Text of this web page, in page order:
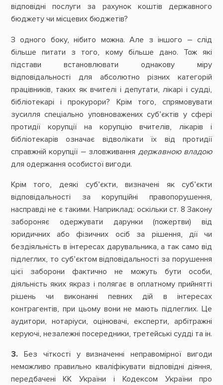
відповідні послуги за рахунок коштів державного
бюджету чи місцевих бюджетів?
З одного боку, нібито можна. Але з іншого – слід
більше питати з того, кому більше дано. Тож які
підстави встановлювати однакову міру
відповідальності для абсолютно різних категорій
працівників, таких як вчителі і депутати, лікарі і судді,
бібліотекарі і прокурори? Крім того, спрямовувати
зусилля спеціально уповноважених суб’єктів у сфері
протидії корупції на корупцію вчителів, лікарів і
бібліотекарів означає відволікати їх від протидії
справжній корупції – зловживання державною владою
для одержання особистої вигоди.
Крім того, деякі суб’єкти, визначені як суб’єкти
відповідальності за корупційні правопорушення,
насправді не є такими. Наприклад: оскільки ст. 8 Закону
забороняє одержувати дарунки (пожертви) від
юридичних або фізичних осіб за рішення, дії чи
бездіяльність в інтересах дарувальника, а так само від
підлеглих, то суб’єктом відповідальності за порушення
цієї заборони фактично не можуть бути особи,
діяльність яких якраз і полягає в оплатному прийнятті
рішень чи виконанні певних дій в інтересах
контрагентів, при цьому вони не мають підлеглих. Це
аудитори, нотаріуси, оцінювачі, експерти, арбітражні
керуючі, незалежні посередники, третейські судді та ін.
3. Без чіткості у визначенні неправомірної вигоди
неможливо правильно кваліфікувати відповідні діяння,
передбачені КК України і Кодексом України про